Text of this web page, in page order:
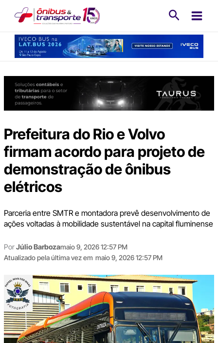
conteúdo
Prefeitura do Rio e Volvo
firmam acordo para projeto de
demonstração de ônibus
elétricos
Parceria entre SMTR e montadora prevê desenvolvimento de
ações voltadas à mobilidade sustentável na capital fluminense
PorJúlio Barbozamaio 9, 2026 12:57 PM
Atualizado pela última vez em maio 9, 2026 12:57 PM